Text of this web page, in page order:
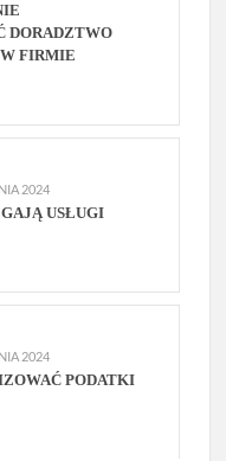
DORADZTWO
FIRMIE
2024
USŁUGI
2024
PODATKI